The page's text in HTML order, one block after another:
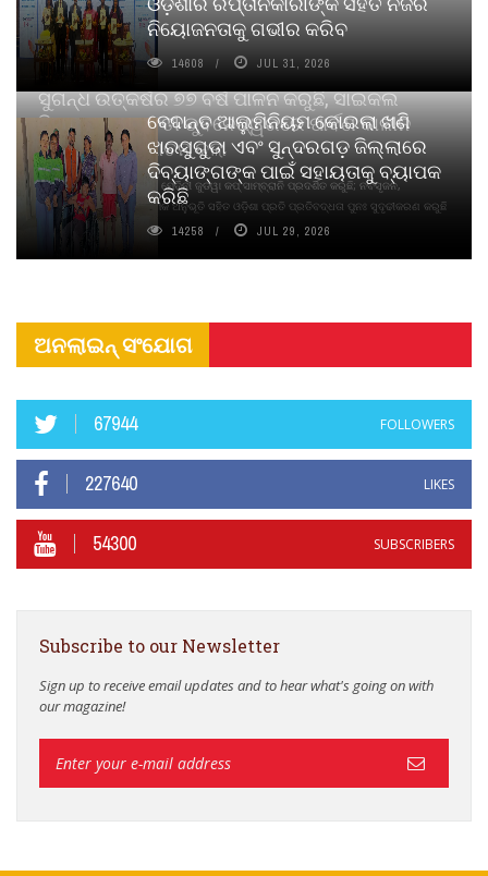
ସୁଗନ୍ଧ ଉତ୍କର୍ଷର ୭୭ ବର୍ଷ ପାଳନ କରୁଛି, ସାଇକଲ
ପିୟୋର୍‌ ଅଗରବତୀ ଭୁବନେଶ୍ୱରରେ ପାର୍ବଣ କାଳୀନ
ନବସୃଜନ ଉନ୍ମୋଚନ କଲା
ବାଉଁଶ ବିହୀନ କଠିନ ଧୂପ ଏବଂ ମେଦିନୀ ଜୁଡୱା କପ୍‌ ସାମ୍ବ୍ରାନି ପ୍ରଦର୍ଶିତ କରୁଛି; ନବସୃଜନ,
ଦୀର୍ଘସ୍ଥାୟିତା ଏବଂ ଆଧ୍ୟାତ୍ମିକ ଅନୁଭୂତି ସହିତ ଓଡ଼ିଶା ପ୍ରତି ପ୍ରତିବଦ୍ଧତା ପୁନଃ ସୁଦୃଢୀକରଣ କରୁଛି
ନିୟୋଜନତାକୁ ଗଭୀର କରିବ
14608 JUL 31, 2026
ବେଦାନ୍ତ ଆଲୁମିନିୟମ କୋଇଲା ଖଣି
ଝାରସୁଗୁଡା ଏବଂ ସୁନ୍ଦରଗଡ଼ ଜିଲ୍ଲାରେ
ଦିବ୍ୟାଙ୍ଗଙ୍କ ପାଇଁ ସହାୟତାକୁ ବ୍ୟାପକ
କରିଛି
14258 JUL 29, 2026
ଅନଲାଇନ୍ ସଂଯୋଗ
67944 FOLLOWERS
227640 LIKES
54300 SUBSCRIBERS
Subscribe to our Newsletter
Sign up to receive email updates and to hear what's going on with
our magazine!